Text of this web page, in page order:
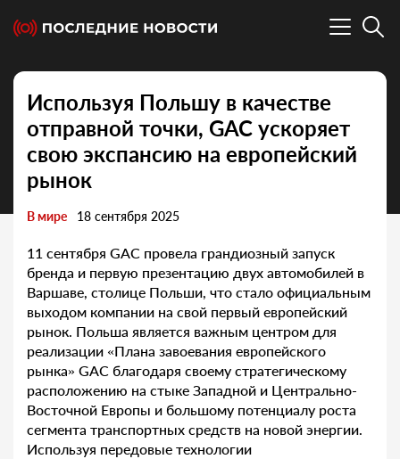
Используя Польшу в качестве
отправной точки, GAC ускоряет
свою экспансию на европейский
рынок
В мире 18 сентября 2025
11 сентября GAC провела грандиозный запуск
бренда и первую презентацию двух автомобилей в
Варшаве, столице Польши, что стало официальным
выходом компании на свой первый европейский
рынок. Польша является важным центром для
реализации «Плана завоевания европейского
рынка» GAC благодаря своему стратегическому
расположению на стыке Западной и Центрально-
Восточной Европы и большому потенциалу роста
сегмента транспортных средств на новой энергии.
Используя передовые технологии